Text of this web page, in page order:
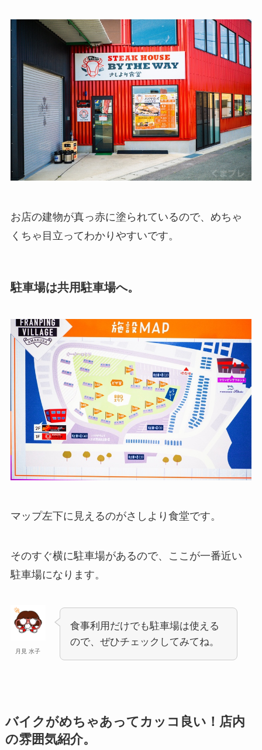
お店の建物が真っ赤に塗られているので、めちゃ
くちゃ目立ってわかりやすいです。
駐車場は共用駐車場へ。
マップ左下に見えるのがさしより食堂です。
そのすぐ横に駐車場があるので、ここが一番近い
駐車場になります。
月見 水子
食事利用だけでも駐車場は使える
ので、ぜひチェックしてみてね。
バイクがめちゃあってカッコ良い！店内
の雰囲気紹介。